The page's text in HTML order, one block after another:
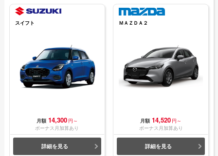
スイフト
月額 14,300 円～
ボーナス月加算あり
詳細を見る
ＭＡＺＤＡ２
月額 14,520 円～
ボーナス月加算あり
詳細を見る